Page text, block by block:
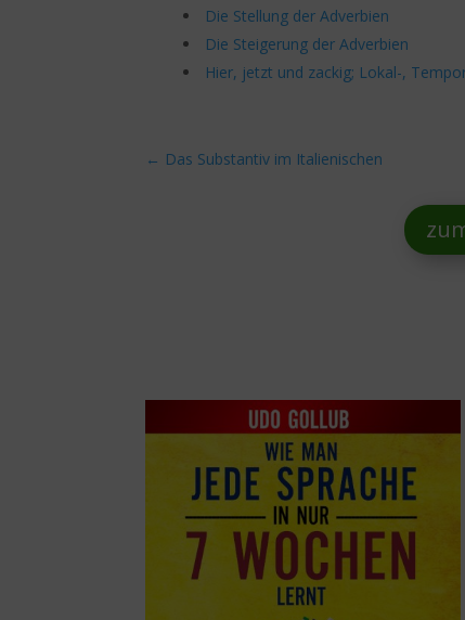
Die Stellung der Adverbien
Die Steigerung der Adverbien
Hier, jetzt und zackig; Lokal-,
← Das Substantiv im Italienischen